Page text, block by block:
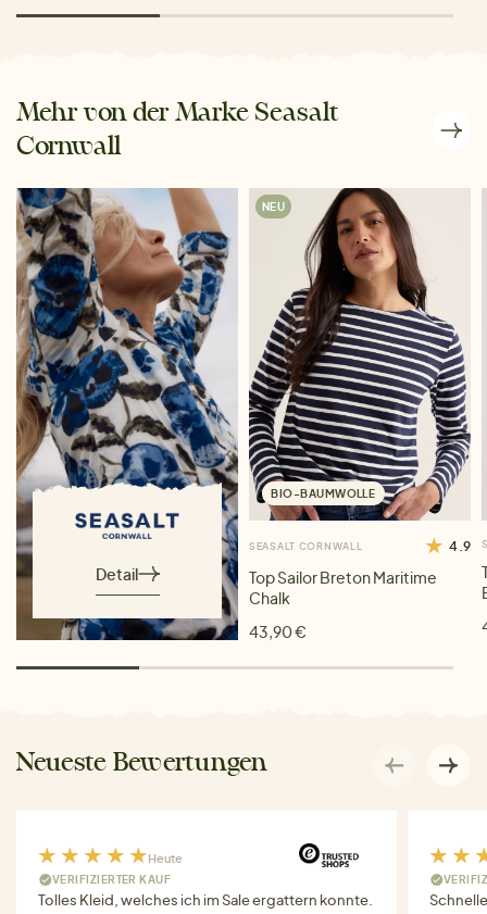
Mehr von der Marke Seasalt
Cornwall
Detail
NEU
BIO-BAUMWOLLE
SEASALT CORNWALL 4.9
Top Sailor Breton Maritime
Chalk
43,90 €
Neueste Bewertungen
Heute
VERIFIZIERTER KAUF
Tolles Kleid, welches ich im Sale ergattern konnte.